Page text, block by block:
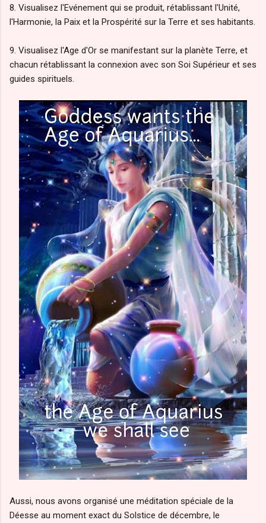
8. Visualisez l'Evénement qui se produit, rétablissant l'Unité,
l'Harmonie, la Paix et la Prospérité sur la Terre et ses habitants.
9. Visualisez l'Age d'Or se manifestant sur la planète Terre, et
chacun rétablissant la connexion avec son Soi Supérieur et ses
guides spirituels.
Aussi, nous avons organisé une méditation spéciale de la
Déesse au moment exact du Solstice de décembre, le